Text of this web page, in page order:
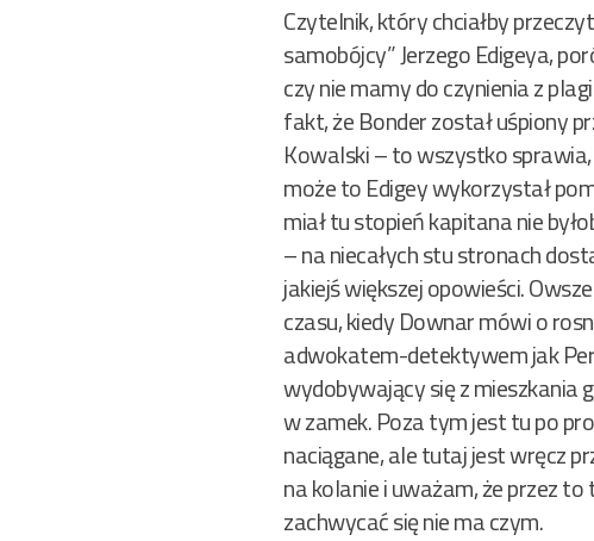
Czytelnik, który chciałby
samobójcy” Jerzego Edigeya,
czy nie mamy do czynienia z
fakt, że Bonder został uśpiony
Kowalski – to wszystko
może to Edigey wykorzystał
miał tu stopień kapitana nie
– na niecałych stu stronach
jakiejś większej opowieści.
czasu, kiedy Downar mówi o
adwokatem-detektywem jak
wydobywający się z mieszkania
w zamek. Poza tym jest tu po
naciągane, ale tutaj jest wręcz
na kolanie i uważam, że przez
zachwycać się nie ma czym.